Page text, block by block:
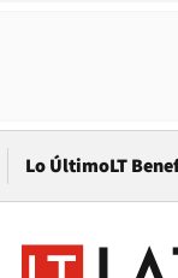
Lo ÚltimoLT